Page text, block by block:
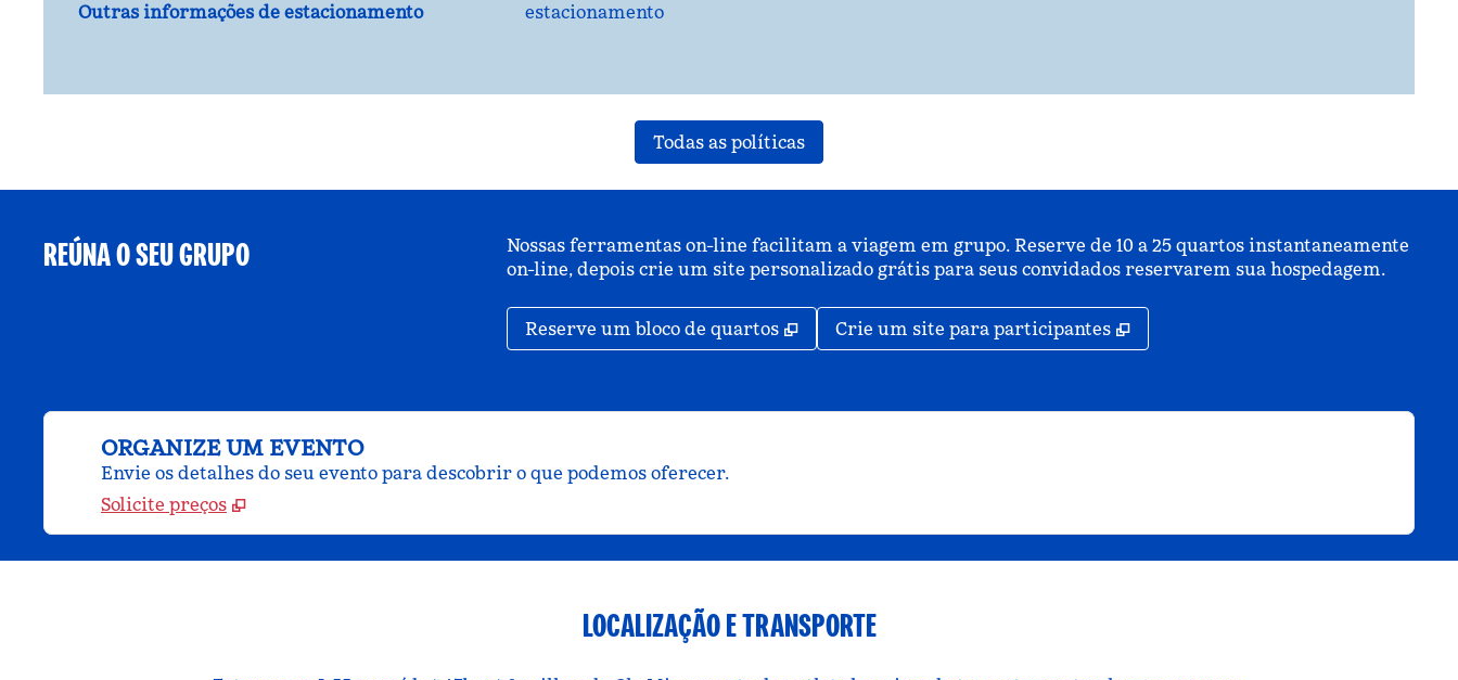
Outras informações de estacionamento estacionamento
Todas as políticas
REÚNA O SEU GRUPO
Nossas ferramentas on-line facilitam a viagem em grupo. Reserve de 10 a 25 quartos instantaneamente
on-line, depois crie um site personalizado grátis para seus convidados reservarem sua hospedagem.
Reserve um bloco de quartos , Abre nova guia
Crie um site para participantes ,
ORGANIZE UM EVENTO
Envie os detalhes do seu evento para descobrir o que podemos oferecer.
Solicite preços
LOCALIZAÇÃO E TRANSPORTE